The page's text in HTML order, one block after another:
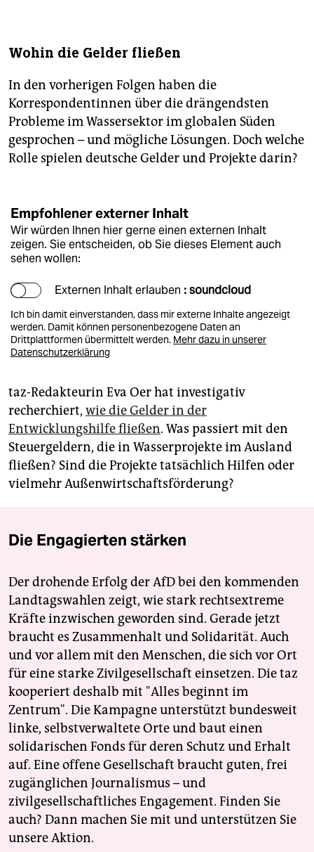
Wohin die Gelder fließen
In den vorherigen Folgen haben die
Korrespondentinnen über die drängendsten
Probleme im Wassersektor im globalen Süden
gesprochen – und mögliche Lösungen. Doch welche
Rolle spielen deutsche Gelder und Projekte darin?
Empfohlener externer Inhalt
Wir würden Ihnen hier gerne einen externen Inhalt
zeigen. Sie entscheiden, ob Sie dieses Element auch
sehen wollen:
Externen Inhalt erlauben : soundcloud
Ich bin damit einverstanden, dass mir externe Inhalte angezeigt
werden. Damit können personenbezogene Daten an
Drittplattformen übermittelt werden. Mehr dazu in unserer
Datenschutzerklärung
taz-Redakteurin Eva Oer hat investigativ
recherchiert, wie die Gelder in der
Entwicklungshilfe fließen. Was passiert mit den
Steuergeldern, die in Wasserprojekte im Ausland
fließen? Sind die Projekte tatsächlich Hilfen oder
vielmehr Außenwirtschaftsförderung?
Die Engagierten stärken
Der drohende Erfolg der AfD bei den kommenden
Landtagswahlen zeigt, wie stark rechtsextreme
Kräfte inzwischen geworden sind. Gerade jetzt
braucht es Zusammenhalt und Solidarität. Auch
und vor allem mit den Menschen, die sich vor Ort
für eine starke Zivilgesellschaft einsetzen. Die taz
kooperiert deshalb mit "Alles beginnt im
Zentrum". Die Kampagne unterstützt bundesweit
linke, selbstverwaltete Orte und baut einen
solidarischen Fonds für deren Schutz und Erhalt
auf. Eine offene Gesellschaft braucht guten, frei
zugänglichen Journalismus – und
zivilgesellschaftliches Engagement. Finden Sie
auch? Dann machen Sie mit und unterstützen Sie
unsere Aktion.